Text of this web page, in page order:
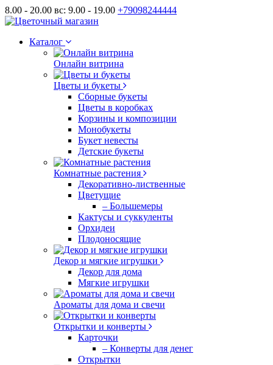
8.00 - 20.00 вс: 9.00 - 19.00 +79098244444
Каталог
Онлайн витрина
Цветы и букеты
Сборные букеты
Цветы в коробках
Корзины и композиции
Монобукеты
Букет невесты
Детские букеты
Комнатные растения
Декоративно-лиственные
Цветущие
– Большемеры
Кактусы и суккуленты
Орхидеи
Плодоносящие
Декор и мягкие игрушки
Декор для дома
Мягкие игрушки
Ароматы для дома и свечи
Открытки и конверты
Карточки
– Конверты для денег
Открытки